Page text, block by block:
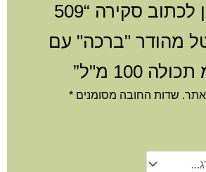
היה הראשון לכתוב סקירה “509
מהודר "ברכה" עם
שדות החובה מסומנים *